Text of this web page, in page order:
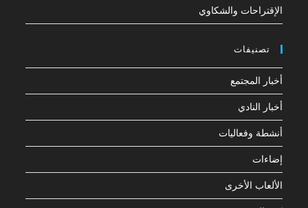
الإقتراحات والشكاوي
تصنيفات
أخبار المجتمع
أخبار النادي
أنشطة وفعاليات
إضاءات
الألعاب الأخرى